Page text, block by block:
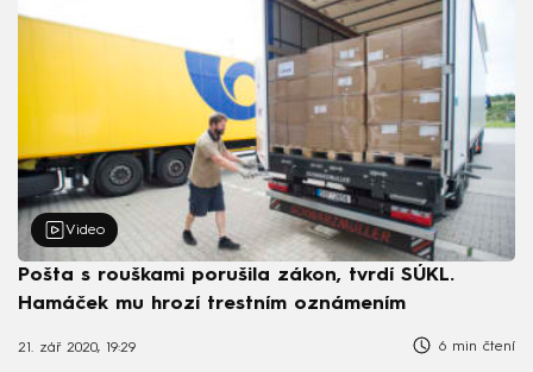
Video
Pošta s rouškami porušila zákon, tvrdí SÚKL.
Hamáček mu hrozí trestním oznámením
21. zář 2020, 19:29 6 min čtení